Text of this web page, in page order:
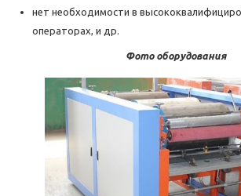
нет необходимости в
операторах, и др.
Фото оборудования